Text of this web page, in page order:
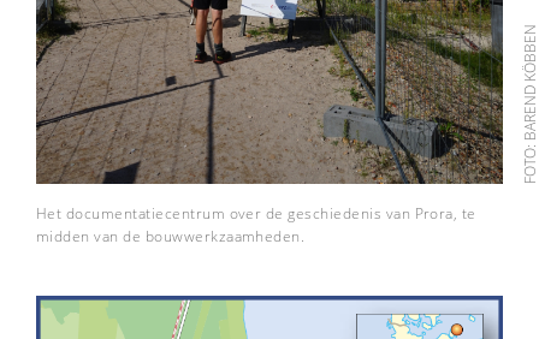
FOTO: BAREND KÖBBEN
Het documentatiecentrum over de geschiedenis van Prora, te
midden van de bouwwerkzaamheden.